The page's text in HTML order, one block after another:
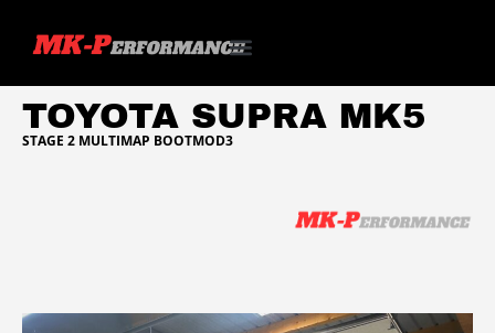
TOYOTA SUPRA MK5
STAGE 2 MULTIMAP BOOTMOD3